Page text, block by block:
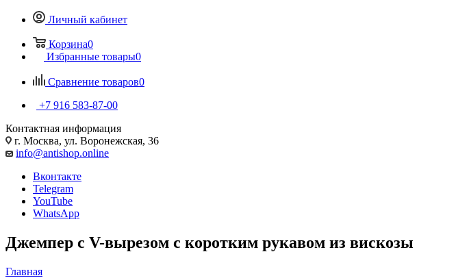
Личный кабинет
Корзина0
Избранные товары0
Сравнение товаров0
+7 916 583-87-00
Контактная информация
г. Москва, ул. Воронежская, 36
info@antishop.online
Вконтакте
Telegram
YouTube
WhatsApp
Джемпер с V-вырезом с коротким рукавом из вискозы
Главная